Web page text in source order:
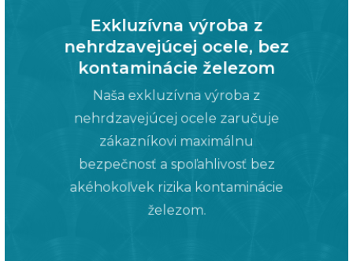
Exkluzívna výroba z
nehrdzavejúcej ocele, bez
kontaminácie železom
Naša exkluzívna výroba z
nehrdzavejúcej ocele zaručuje
zákazníkovi maximálnu
bezpečnosť a spoľahlivosť bez
akéhokoľvek rizika kontaminácie
železom.